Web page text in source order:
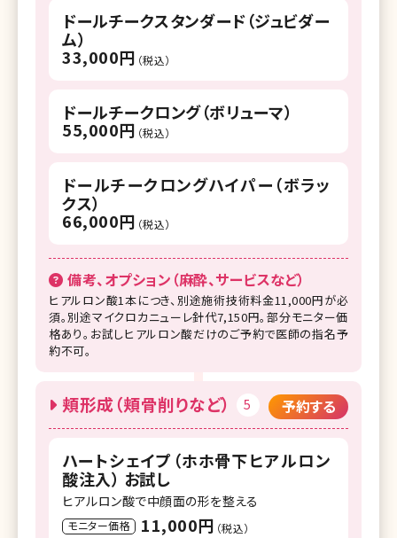
ドールチークスタンダード（ジュビダー
ム）
33,000円 （税込）
ドールチークロング（ボリューマ）
55,000円 （税込）
ドールチークロングハイパー（ボラッ
クス）
66,000円 （税込）
備考、オプション（麻酔、サービスなど）
ヒアルロン酸1本につき、別途施術技術料金11,000円が必
須。別途マイクロカニューレ針代7,150円。部分モニター価
格あり。お試しヒアルロン酸だけのご予約で医師の指名予
約不可。
頬形成（頬骨削りなど） 5 予約する
ハートシェイプ（ホホ骨下ヒアルロン
酸注入） お試し
ヒアルロン酸で中顔面の形を整える
モニター価格 11,000円 （税込）